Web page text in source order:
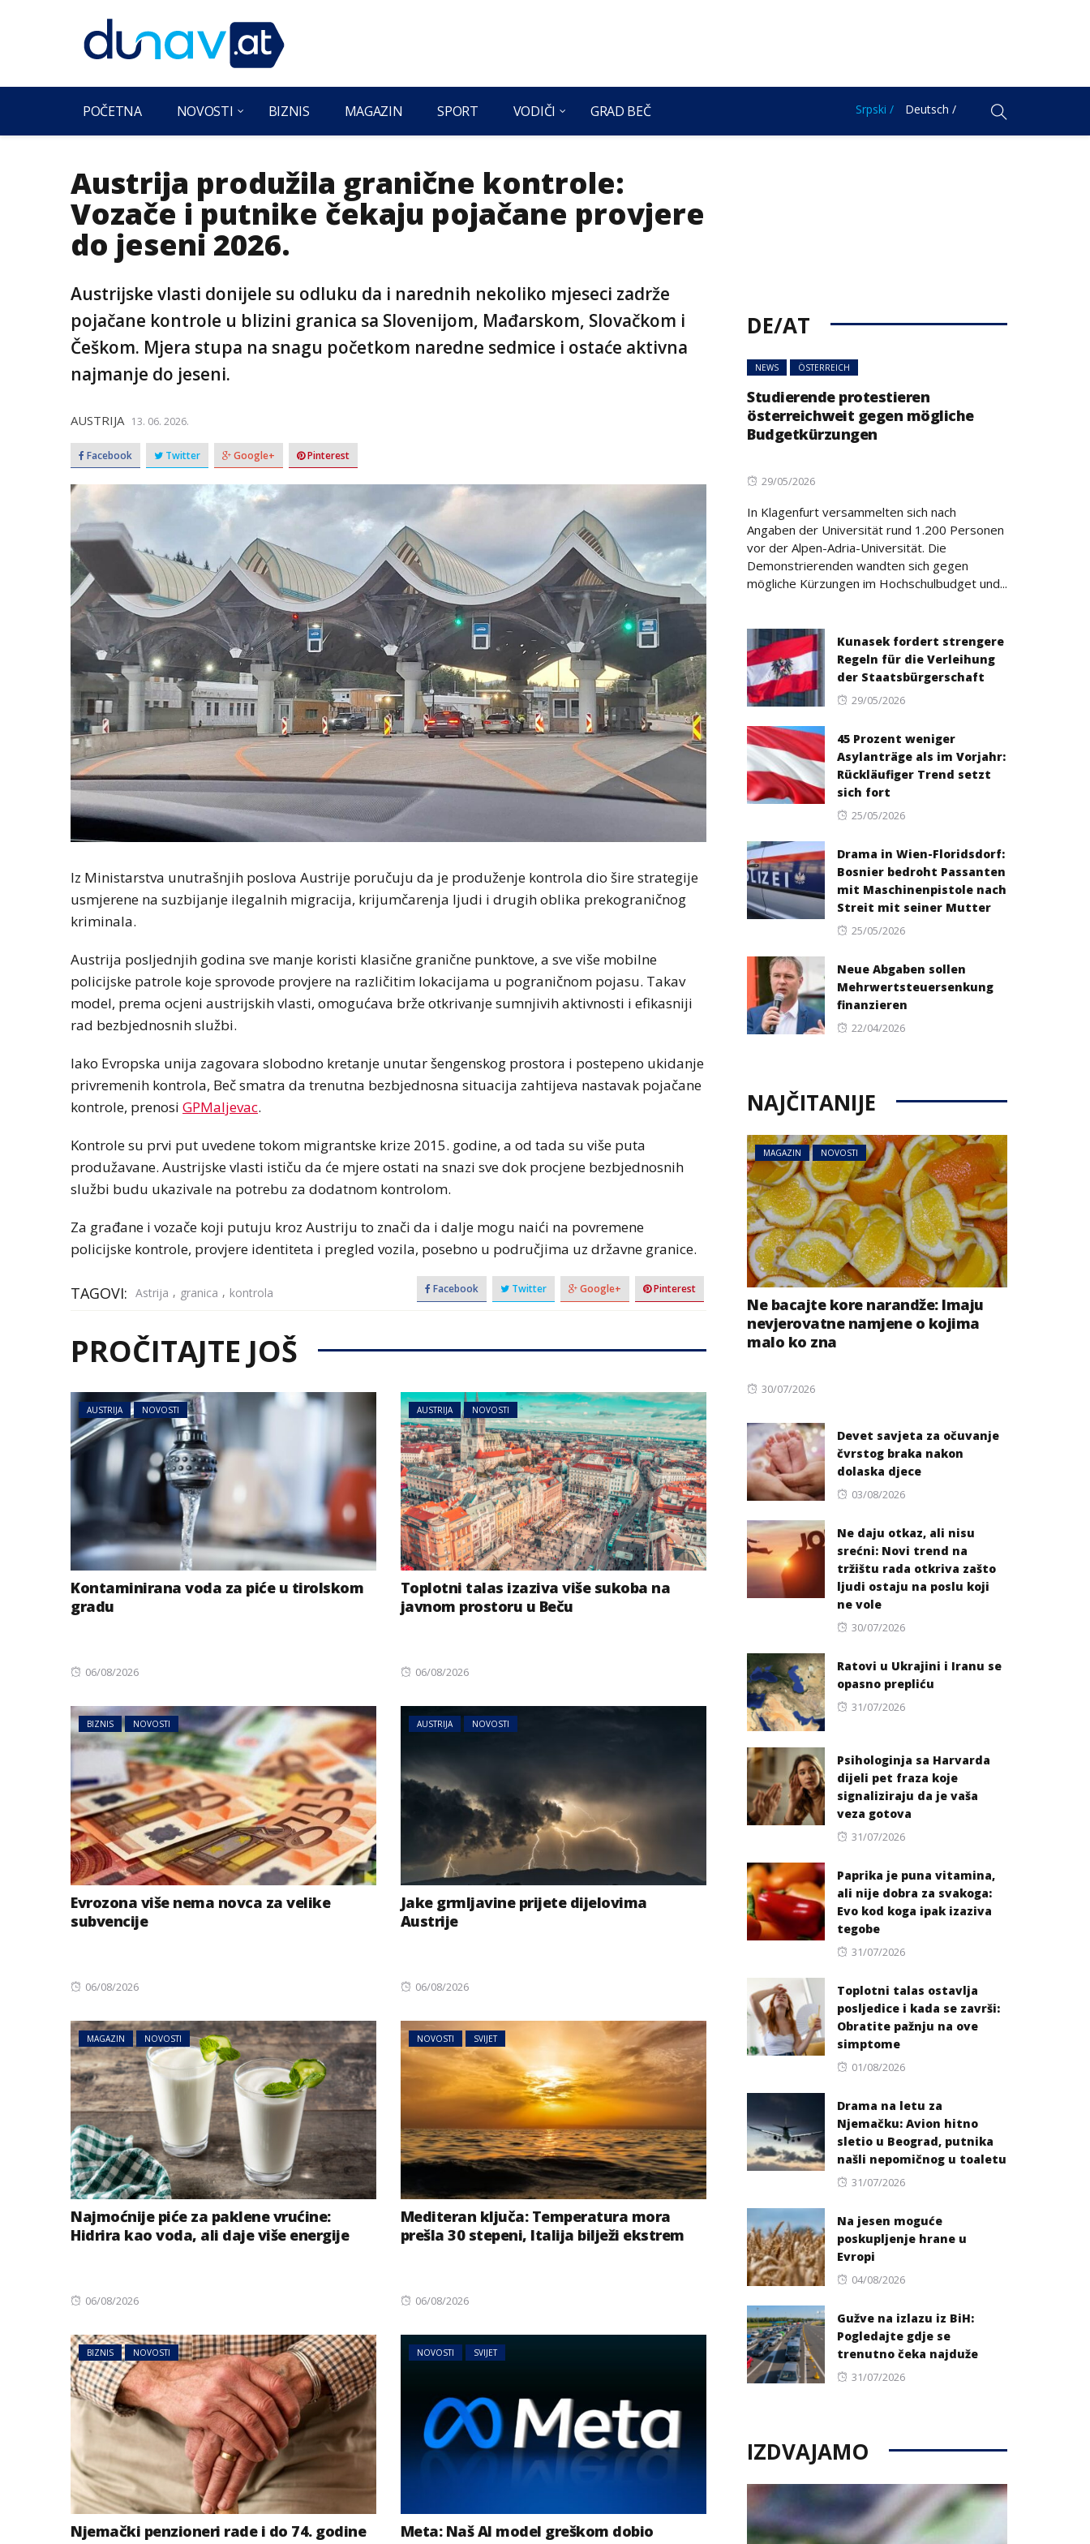
POČETNA NOVOSTI BIZNIS MAGAZIN SPORT VODIČI GRAD BEČ Srpski / Deutsch /
Austrija produžila granične kontrole:
Vozače i putnike čekaju pojačane provjere
do jeseni 2026.
Austrijske vlasti donijele su odluku da i narednih nekoliko mjeseci zadrže
pojačane kontrole u blizini granica sa Slovenijom, Mađarskom, Slovačkom i
Češkom. Mjera stupa na snagu početkom naredne sedmice i ostaće aktivna
najmanje do jeseni.
AUSTRIJA 13. 06. 2026.
Facebook Twitter Google+ Pinterest
Iz Ministarstva unutrašnjih poslova Austrije poručuju da je produženje kontrola dio šire strategije
usmjerene na suzbijanje ilegalnih migracija, krijumčarenja ljudi i drugih oblika prekograničnog
kriminala.
Austrija posljednjih godina sve manje koristi klasične granične punktove, a sve više mobilne
policijske patrole koje sprovode provjere na različitim lokacijama u pograničnom pojasu. Takav
model, prema ocjeni austrijskih vlasti, omogućava brže otkrivanje sumnjivih aktivnosti i efikasniji
rad bezbjednosnih službi.
Iako Evropska unija zagovara slobodno kretanje unutar šengenskog prostora i postepeno ukidanje
privremenih kontrola, Beč smatra da trenutna bezbjednosna situacija zahtijeva nastavak pojačane
kontrole, prenosi GPMaljevac.
Kontrole su prvi put uvedene tokom migrantske krize 2015. godine, a od tada su više puta
produžavane. Austrijske vlasti ističu da će mjere ostati na snazi sve dok procjene bezbjednosnih
službi budu ukazivale na potrebu za dodatnom kontrolom.
Za građane i vozače koji putuju kroz Austriju to znači da i dalje mogu naići na povremene
policijske kontrole, provjere identiteta i pregled vozila, posebno u područjima uz državne granice.
TAGOVI: Astrija , granica , kontrola Facebook Twitter Google+ Pinterest
PROČITAJTE JOŠ
AUSTRIJA NOVOSTI
Kontaminirana voda za piće u tirolskom
gradu
Posted
06/08/2026
AUSTRIJA NOVOSTI
Toplotni talas izaziva više sukoba na
javnom prostoru u Beču
Posted
06/08/2026
BIZNIS NOVOSTI
Evrozona više nema novca za velike
subvencije
Posted
06/08/2026
AUSTRIJA NOVOSTI
Jake grmljavine prijete dijelovima
Austrije
Posted
06/08/2026
MAGAZIN NOVOSTI
Najmoćnije piće za paklene vrućine:
Hidrira kao voda, ali daje više energije
Posted
06/08/2026
NOVOSTI SVIJET
Mediteran ključa: Temperatura mora
prešla 30 stepeni, Italija bilježi ekstrem
Posted
06/08/2026
BIZNIS NOVOSTI
Njemački penzioneri rade i do 74. godine
NOVOSTI SVIJET
Meta: Naš AI model greškom dobio
DE/AT
NEWS ÖSTERREICH
Studierende protestieren
österreichweit gegen mögliche
Budgetkürzungen
Posted
29/05/2026
In Klagenfurt versammelten sich nach
Angaben der Universität rund 1.200 Personen
vor der Alpen-Adria-Universität. Die
Demonstrierenden wandten sich gegen
mögliche Kürzungen im Hochschulbudget und...
Kunasek fordert strengere
Regeln für die Verleihung
der Staatsbürgerschaft
Posted
29/05/2026
45 Prozent weniger
Asylanträge als im Vorjahr:
Rückläufiger Trend setzt
sich fort
Posted
25/05/2026
Drama in Wien-Floridsdorf:
Bosnier bedroht Passanten
mit Maschinenpistole nach
Streit mit seiner Mutter
Posted
25/05/2026
Neue Abgaben sollen
Mehrwertsteuersenkung
finanzieren
Posted
22/04/2026
NAJČITANIJE
MAGAZIN NOVOSTI
Ne bacajte kore narandže: Imaju
nevjerovatne namjene o kojima
malo ko zna
Posted
30/07/2026
Devet savjeta za očuvanje
čvrstog braka nakon
dolaska djece
Posted
03/08/2026
Ne daju otkaz, ali nisu
srećni: Novi trend na
tržištu rada otkriva zašto
ljudi ostaju na poslu koji
ne vole
Posted
30/07/2026
Ratovi u Ukrajini i Iranu se
opasno prepliću
Posted
31/07/2026
Psihologinja sa Harvarda
dijeli pet fraza koje
signaliziraju da je vaša
veza gotova
Posted
31/07/2026
Paprika je puna vitamina,
ali nije dobra za svakoga:
Evo kod koga ipak izaziva
tegobe
Posted
31/07/2026
Toplotni talas ostavlja
posljedice i kada se završi:
Obratite pažnju na ove
simptome
Posted
01/08/2026
Drama na letu za
Njemačku: Avion hitno
sletio u Beograd, putnika
našli nepomičnog u toaletu
Posted
31/07/2026
Na jesen moguće
poskupljenje hrane u
Evropi
Posted
04/08/2026
Gužve na izlazu iz BiH:
Pogledajte gdje se
trenutno čeka najduže
Posted
31/07/2026
IZDVAJAMO